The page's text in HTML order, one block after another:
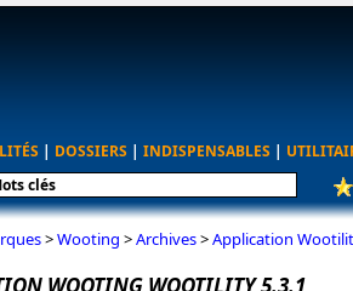
| DOSSIERS | INDISPENSABLES |
>Wooting >Archives>Application
WOOTING WOOTILITY 5.3.1